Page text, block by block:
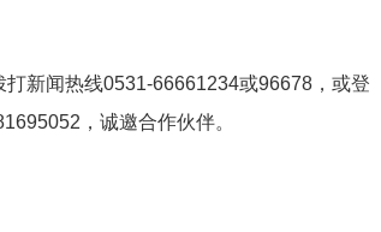
打新闻热线0531-66661234或96678，或登
，诚邀合作伙伴。